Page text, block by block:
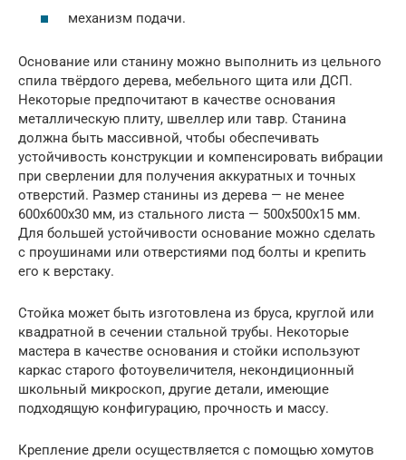
механизм подачи.
Основание или станину можно выполнить из цельного
спила твёрдого дерева, мебельного щита или ДСП.
Некоторые предпочитают в качестве основания
металлическую плиту, швеллер или тавр. Станина
должна быть массивной, чтобы обеспечивать
устойчивость конструкции и компенсировать вибрации
при сверлении для получения аккуратных и точных
отверстий. Размер станины из дерева — не менее
600х600х30 мм, из стального листа — 500х500х15 мм.
Для большей устойчивости основание можно сделать
с проушинами или отверстиями под болты и крепить
его к верстаку.
Стойка может быть изготовлена из бруса, круглой или
квадратной в сечении стальной трубы. Некоторые
мастера в качестве основания и стойки используют
каркас старого фотоувеличителя, некондиционный
школьный микроскоп, другие детали, имеющие
подходящую конфигурацию, прочность и массу.
Крепление дрели осуществляется с помощью хомутов